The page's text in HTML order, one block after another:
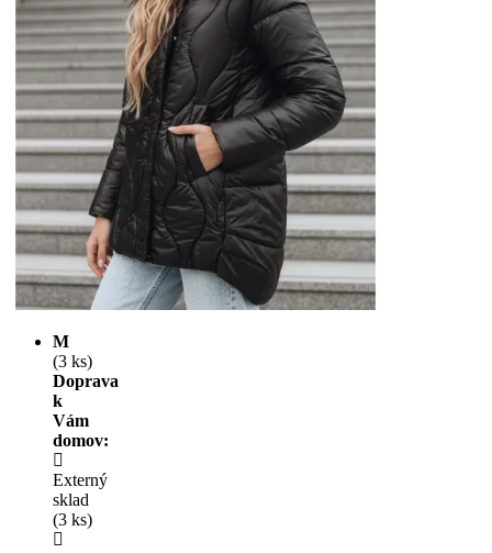
M
(3 ks)
Doprava
k
Vám
domov:
Externý
sklad
(3 ks)